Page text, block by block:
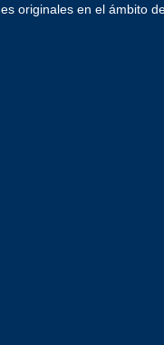
originales en el ámbito